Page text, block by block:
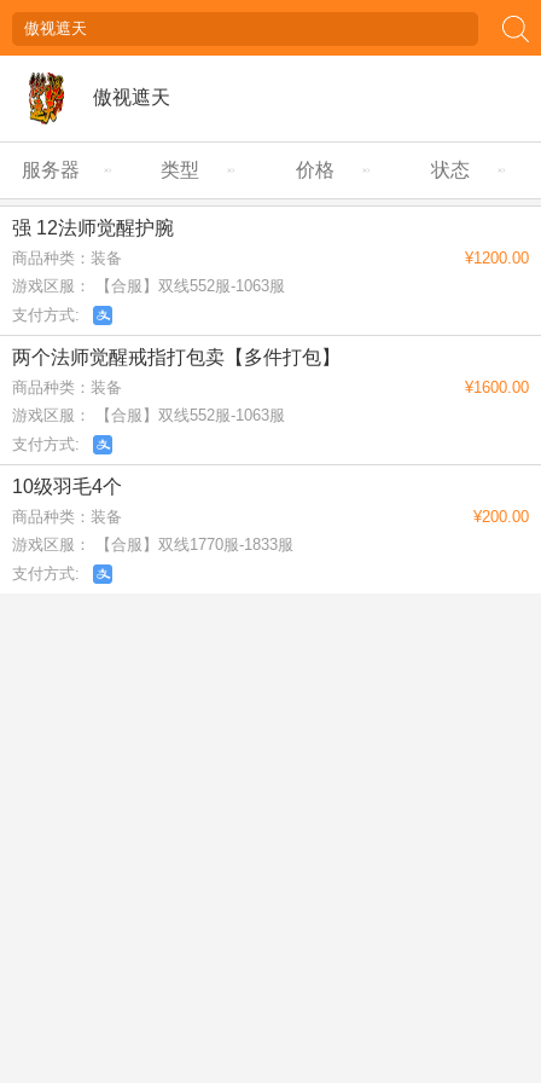
傲视遮天
服务器 类型 价格 状态
强 12法师觉醒护腕
商品种类：装备
游戏区服： 【合服】双线552服-1063服
支付方式:
¥1200.00
两个法师觉醒戒指打包卖【多件打包】
商品种类：装备
游戏区服： 【合服】双线552服-1063服
支付方式:
¥1600.00
10级羽毛4个
商品种类：装备
游戏区服： 【合服】双线1770服-1833服
支付方式:
¥200.00